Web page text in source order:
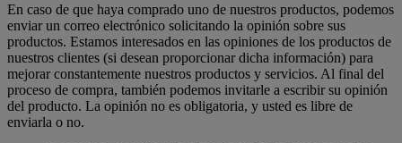
En caso de que haya comprado uno de nuestros productos, podemos
enviar un correo electrónico solicitando la opinión sobre sus
productos. Estamos interesados en las opiniones de los productos de
nuestros clientes (si desean proporcionar dicha información) para
mejorar constantemente nuestros productos y servicios. Al final del
proceso de compra, también podemos invitarle a escribir su opinión
del producto. La opinión no es obligatoria, y usted es libre de
enviarla o no.